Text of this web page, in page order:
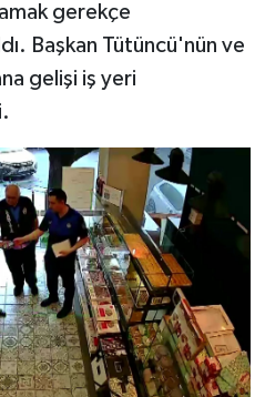
gerekçe
Başkan Tütüncü'nün ve
gelişi iş yeri